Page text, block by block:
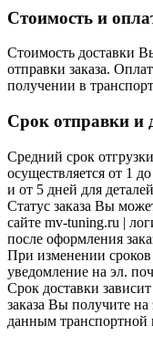
Стоимость и
Стоимость доставки
отправки заказа.
получении в
Срок отправки и
Средний срок
осуществляется от 1
и от 5 дней для
Статус заказа Вы
сайте mv-tuning.ru |
после оформления
При изменении
уведомление на эл.
Срок доставки
заказа Вы получите на
данным транспортной